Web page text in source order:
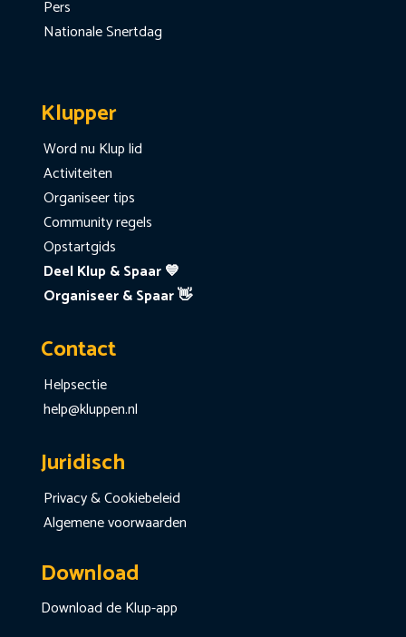
Pers
Nationale Snertdag
Klupper
Word nu Klup lid
Activiteiten
Organiseer tips
Community regels
Opstartgids
Deel Klup & Spaar 💙
Organiseer & Spaar 👋
Contact
Helpsectie
help@kluppen.nl
Juridisch
Privacy & Cookiebeleid
Algemene voorwaarden
Download
Download de Klup-app